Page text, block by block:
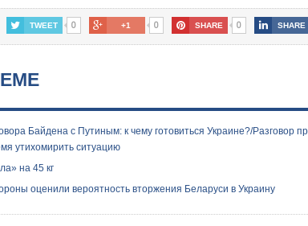
TWEET 0 +1 0 SHARE 0 SHARE
Байдена с Путиным: к чему готовиться Украине?/Разговор
утихомирить ситуацию
на 45 кг
оценили вероятность вторжения Беларуси в Украину